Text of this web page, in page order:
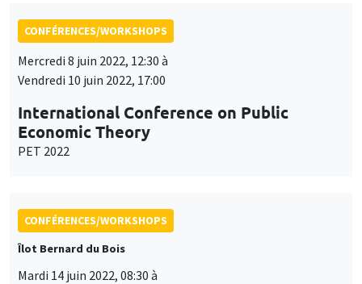
CONFÉRENCES/WORKSHOPS
Mercredi 8 juin 2022, 12:30 à
Vendredi 10 juin 2022, 17:00
International Conference on Public
Economic Theory
PET 2022
CONFÉRENCES/WORKSHOPS
Îlot Bernard du Bois
Mardi 14 juin 2022, 08:30 à